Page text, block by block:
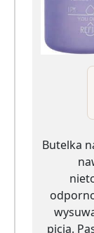
Butelka
picia.